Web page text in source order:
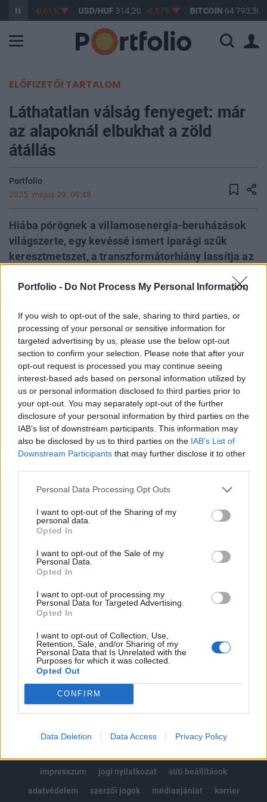
Portfolio - Do Not Process My Personal Information
If you wish to opt-out of the sale, sharing to third parties, or
processing of your personal or sensitive information for
targeted advertising by us, please use the below opt-out
section to confirm your selection. Please note that after your
opt-out request is processed you may continue seeing
interest-based ads based on personal information utilized by
us or personal information disclosed to third parties prior to
your opt-out. You may separately opt-out of the further
disclosure of your personal information by third parties on the
IAB’s list of downstream participants. This information may
also be disclosed by us to third parties on the IAB’s List of
Downstream Participants that may further disclose it to other
Personal Data Processing Opt Outs
I want to opt-out of the Sharing of my
personal data.
Opted In
I want to opt-out of the Sale of my
Personal Data.
Opted In
I want to opt-out of processing my
Personal Data for Targeted Advertising.
Opted In
I want to opt-out of Collection, Use,
Retention, Sale, and/or Sharing of my
Personal Data that Is Unrelated with the
Purposes for which it was collected.
Opted Out
CONFIRM
Data Deletion Data Access Privacy Policy
363,17 -0,61% USD/HUF314,20 -0,87% BITCOIN64 793,50
ELŐFIZETŐI TARTALOM
Láthatatlan válság fenyeget: már
az alapoknál elbukhat a zöld
átállás
Portfolio
2025. május 29. 09:48
Hiába pörögnek a villamosenergia-beruházások
világszerte, egy kevéssé ismert iparági szűk
keresztmetszet, a transzformátorhiány lassítja az
évet is várni kell a kulcsfontosságú
Sustainable World 2026Szeptember 8-án jön az év egyik
legjelentősebb üzleti fenntarthatósági találkozója, a
Portfolio Sustainable World 2026. A szektorsemleges
konferencia a zöld gazdasággal kapcsolatos
aktualitásokkal, a legégetőbb beavatkozási gyakorlatokkal
foglalkozik, de emellett helyszíne a Green Awards
díjátadónak is. Részletek a linken.Információ és
jelentkezésElectrify...
KEDVES OLVASÓNK!
A keresett cikk a portfolio.hu hírarchívumához
regisztrációhoz kötött.
Portfolio.hu teljes cikkarchívum
Kötéslisták: BÉT elmúlt 2 év napon belüli
MÁR ELŐFIZETŐNK VAGY?BEJELENTKEZÉS
impresszum
jogi nyilatkozat
süti beállítások
adatvédelem
szerzői jogok médiaajánlat karrier